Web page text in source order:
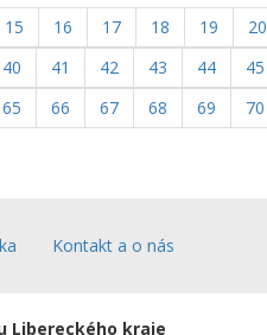
15 16 17 18 19 20
40 41 42 43 44 45
65 66 67 68 69 70
Kontakt a o nás
Libereckého kraje